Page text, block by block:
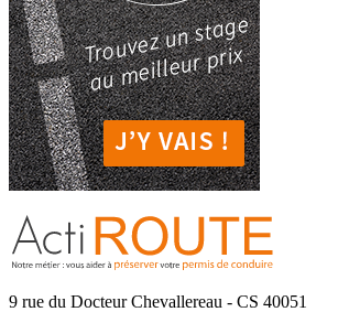
9 rue du Docteur Chevallereau - CS 40051